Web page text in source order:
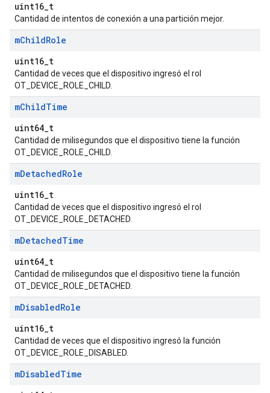
uint16_t
Cantidad de intentos de conexión a una partición mejor.
mChildRole
uint16_t
Cantidad de veces que el dispositivo ingresó el rol
OT_DEVICE_ROLE_CHILD.
mChildTime
uint64_t
Cantidad de milisegundos que el dispositivo tiene la función
OT_DEVICE_ROLE_CHILD.
mDetachedRole
uint16_t
Cantidad de veces que el dispositivo ingresó el rol
OT_DEVICE_ROLE_DETACHED.
mDetachedTime
uint64_t
Cantidad de milisegundos que el dispositivo tiene la función
OT_DEVICE_ROLE_DETACHED.
mDisabledRole
uint16_t
Cantidad de veces que el dispositivo ingresó la función
OT_DEVICE_ROLE_DISABLED.
mDisabledTime